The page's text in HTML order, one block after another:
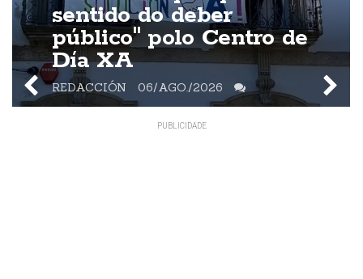
sentido do deber
público" polo Centro de
Día XA
REDACCIÓN 06/AGO./2026